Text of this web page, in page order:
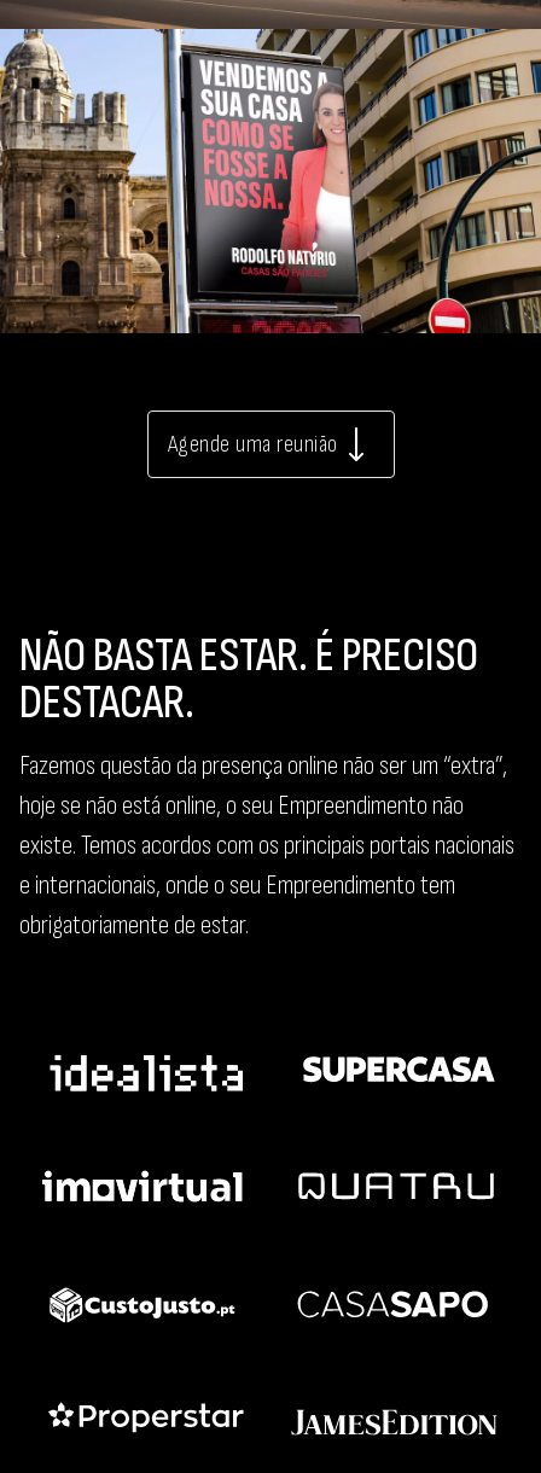
Agende uma reunião
NÃO BASTA ESTAR. É PRECISO
DESTACAR.
Fazemos questão da presença online não ser um “extra”,
hoje se não está online, o seu Empreendimento não
existe. Temos acordos com os principais portais nacionais
e internacionais, onde o seu Empreendimento tem
obrigatoriamente de estar.